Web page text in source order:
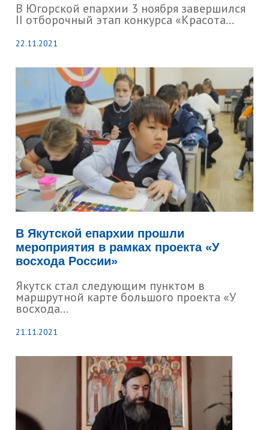
В Югорской епархии 3 ноября завершился
II отборочный этап конкурса «Красота...
22.11.2021
В Якутской епархии прошли
мероприятия в рамках проекта «У
восхода России»
Якутск стал следующим пунктом в
маршрутной карте большого проекта «У
восхода...
21.11.2021